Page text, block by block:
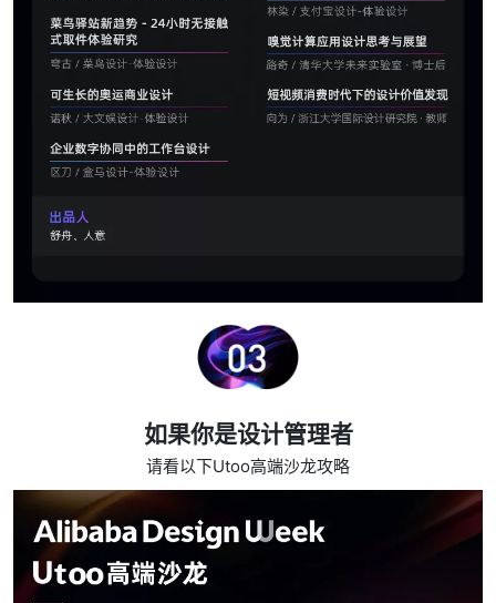
如果你是设计管理者
请看以下Utoo高端沙龙攻略